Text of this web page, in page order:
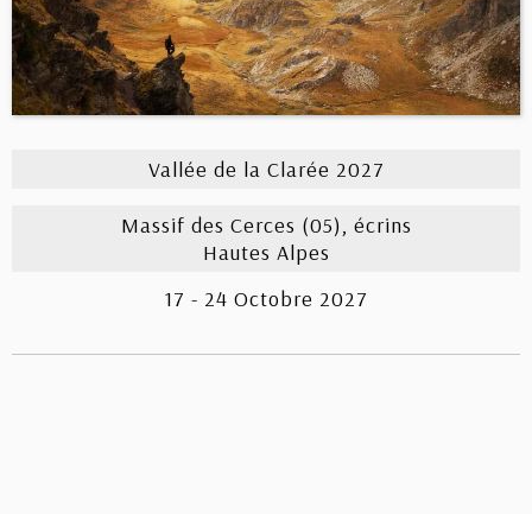
Vallée de la Clarée 2027
Massif des Cerces (05), écrins
Hautes Alpes
17 - 24 Octobre 2027